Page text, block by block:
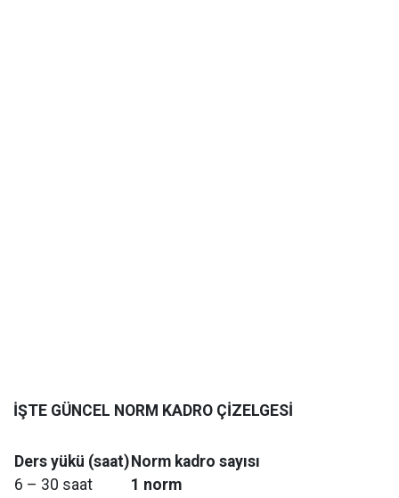
İŞTE GÜNCEL NORM KADRO ÇİZELGESİ
Ders yükü (saat) Norm kadro sayısı
6 – 30 saat
1 norm